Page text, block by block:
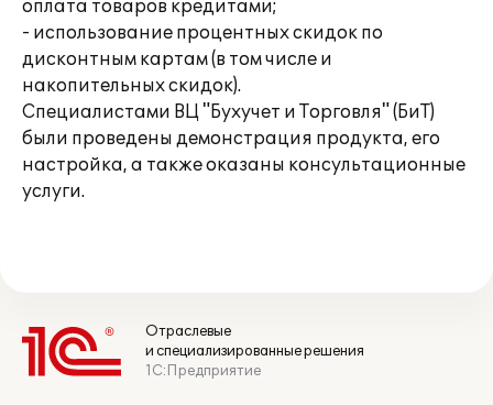
оплата товаров кредитами;
- использование процентных скидок по
дисконтным картам (в том числе и
накопительных скидок).
Специалистами ВЦ "Бухучет и Торговля" (БиТ)
были проведены демонстрация продукта, его
настройка, а также оказаны консультационные
услуги.
Отраслевые
и специализированные решения
1С:Предприятие